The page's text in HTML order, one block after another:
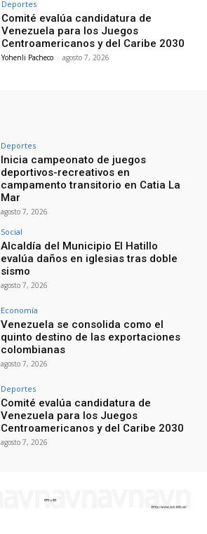
Deportes
Comité evalúa candidatura de
Venezuela para los Juegos
Centroamericanos y del Caribe 2030
Yohenli Pacheco - agosto 7, 2026
Deportes
Inicia campeonato de juegos
deportivos-recreativos en
campamento transitorio en Catia La
Mar
agosto 7, 2026
Social
Alcaldía del Municipio El Hatillo
evalúa daños en iglesias tras doble
sismo
agosto 7, 2026
Economía
Venezuela se consolida como el
quinto destino de las exportaciones
colombianas
agosto 7, 2026
Deportes
Comité evalúa candidatura de
Venezuela para los Juegos
Centroamericanos y del Caribe 2030
agosto 7, 2026